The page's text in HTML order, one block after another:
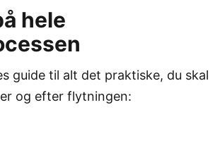
hele
guide til alt det praktiske, du skal
og efter flytningen: